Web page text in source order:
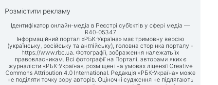
Розмістити рекламу
Ідентифікатор онлайн-медіа в Реєстрі суб’єктів у сфері медіа —
R40-05347
Інформаційний портал «РБК-Україна» має тримовну версію
(українську, російську та англійську), головна сторінка порталу -
https://www.rbc.ua. Фотографії, зображення належать їх
правовласникам. Всі фотографії на Порталі, авторами яких є
журналісти «РБК-Україна», розміщені на умовах ліцензії Creative
Commons Attribution 4.0 International. Редакція «РБК-Україна» може
не поділяти точку зору авторів. Оціночні судження не підлягають